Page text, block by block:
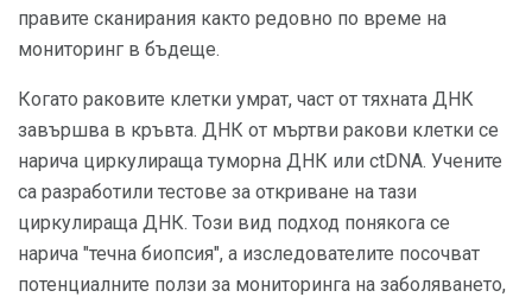
правите сканирания както редовно по време на
мониторинг в бъдеще.
Когато раковите клетки умрат, част от тяхната ДНК
завършва в кръвта. ДНК от мъртви ракови клетки се
нарича циркулираща туморна ДНК или ctDNA. Учените
са разработили тестове за откриване на тази
циркулираща ДНК. Този вид подход понякога се
нарича "течна биопсия", а изследователите посочват
потенциалните ползи за мониторинга на заболяването,